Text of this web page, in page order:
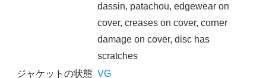
dassin, patachou, edgewear on
cover, creases on cover, corner
damage on cover, disc has
scratches
ジャケットの状態 VG